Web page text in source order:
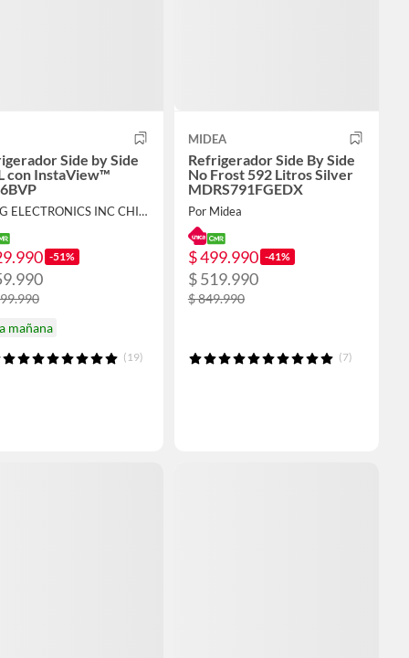
Side by Side
con InstaView™
Por LG ELECTRONICS INC CHILE LIMITADA
-51%
mañana
(19)
MIDEA
Refrigerador Side By Side
No Frost 592 Litros Silver
MDRS791FGEDX
Por Midea
$ 499.990 -41%
$ 519.990
$ 849.990
(7)